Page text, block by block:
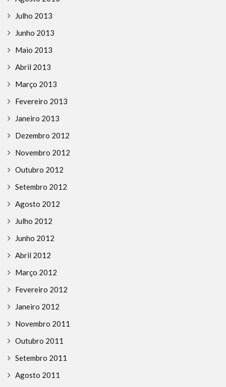
Julho 2013
Junho 2013
Maio 2013
Abril 2013
Março 2013
Fevereiro 2013
Janeiro 2013
Dezembro 2012
Novembro 2012
Outubro 2012
Setembro 2012
Agosto 2012
Julho 2012
Junho 2012
Abril 2012
Março 2012
Fevereiro 2012
Janeiro 2012
Novembro 2011
Outubro 2011
Setembro 2011
Agosto 2011